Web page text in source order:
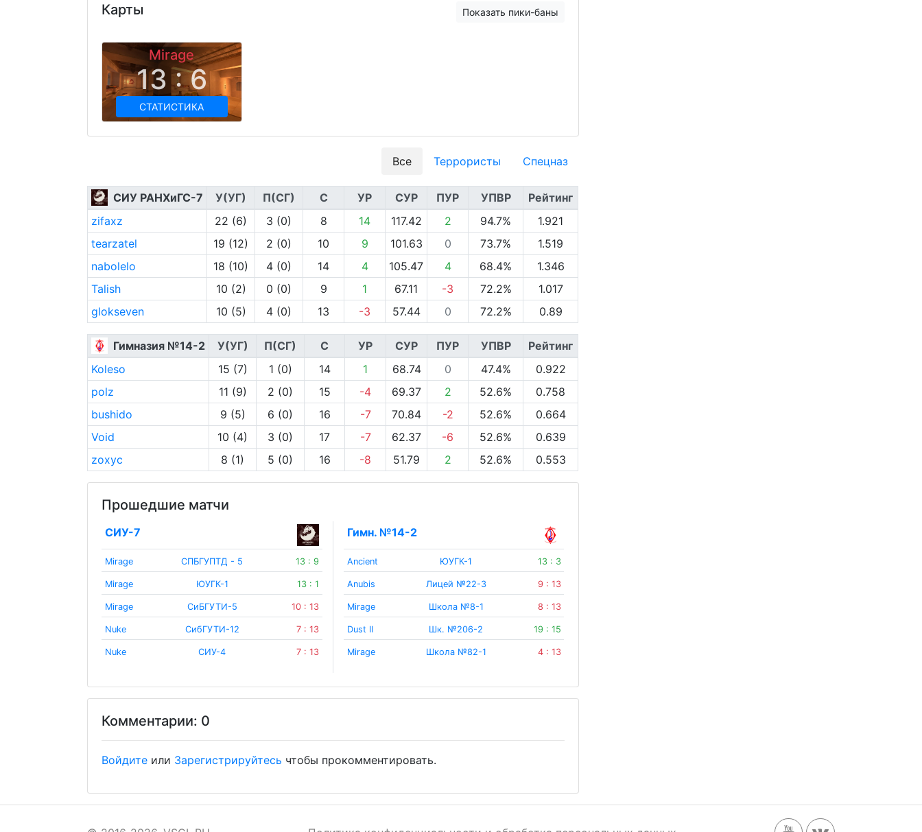
Карты Показать пики-баны
Mirage
13 : 6
СТАТИСТИКА
Все Террористы Спецназ
СИУ РАНХиГС-7 У(УГ) П(СГ) С УР СУР ПУР УПВР
Рейтинг
zifaxz
22 (6) 3 (0) 8 14 117.42 2 94.7%
1.921
tearzatel
19 (12) 2 (0) 10 9 101.63 0 73.7%
1.519
nabolelo
18 (10) 4 (0) 14 4 105.47 4 68.4%
1.346
Talish
10 (2) 0 (0) 9 1 67.11 -3 72.2%
1.017
glokseven
10 (5) 4 (0) 13 -3 57.44 0 72.2% 0.89
Гимназия №14-2 У(УГ) П(СГ) С УР СУР ПУР УПВР
Рейтинг
Koleso
15 (7) 1 (0) 14 1 68.74 0 47.4%
0.922
polz
11 (9) 2 (0) 15 -4 69.37 2 52.6%
0.758
bushido
9 (5) 6 (0) 16 -7 70.84 -2 52.6%
0.664
Void
10 (4) 3 (0) 17 -7 62.37 -6 52.6%
0.639
zoxyc
8 (1) 5 (0) 16 -8 51.79 2 52.6% 0.553
Прошедшие матчи
СИУ-7
Mirage СПБГУПТД - 5 13 : 9
Mirage ЮУГК-1 13 : 1
Mirage СиБГУТИ-5 10 : 13
Nuke СибГУТИ-12 7 : 13
Nuke СИУ-4 7 : 13
Гимн. №14-2
Ancient ЮУГК-1 13 : 3
Anubis Лицей №22-3 9 : 13
Mirage Школа №8-1 8 : 13
Dust II Шк. №206-2 19 : 15
Mirage Школа №82-1 4 : 13
Комментарии: 0
Войдите или Зарегистрируйтесь чтобы прокомментировать.